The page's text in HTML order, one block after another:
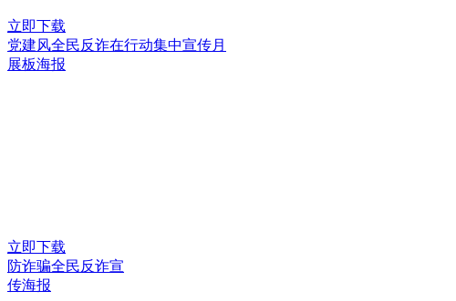
立即下载
党建风全民反诈在行动集中宣传月
展板海报
立即下载
防诈骗全民反诈宣
传海报